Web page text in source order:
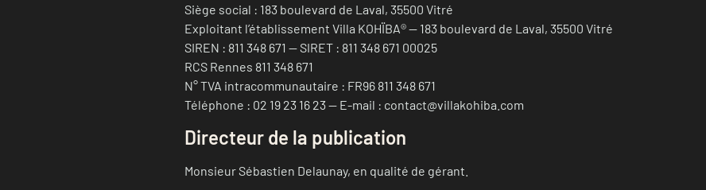
Siège social : 183 boulevard de Laval, 35500 Vitré
Exploitant l’établissement Villa KOHÏBA® — 183 boulevard de Laval, 35500 Vitré
SIREN : 811 348 671 — SIRET : 811 348 671 00025
RCS Rennes 811 348 671
N° TVA intracommunautaire : FR96 811 348 671
Téléphone : 02 19 23 16 23 — E-mail : contact@villakohiba.com
Directeur de la publication
Monsieur Sébastien Delaunay, en qualité de gérant.